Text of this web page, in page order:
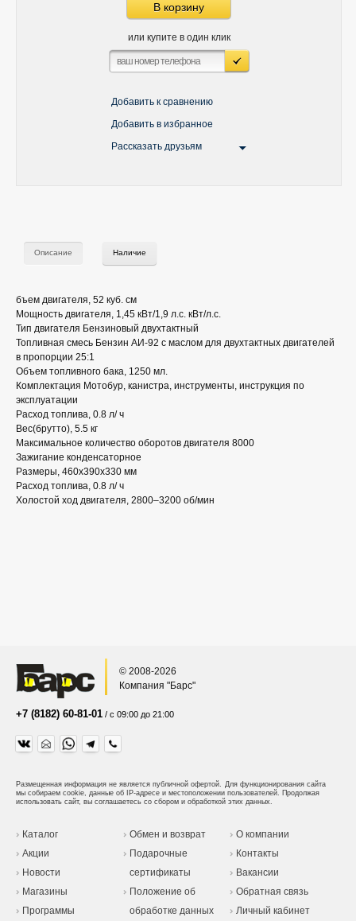
В корзину
или купите в один клик
Добавить к сравнению
Добавить в избранное
Рассказать друзьям
Описание Наличие
бъем двигателя, 52 куб. см
Мощность двигателя, 1,45 кВт/1,9 л.с. кВт/л.с.
Тип двигателя Бензиновый двухтактный
Топливная смесь Бензин АИ-92 с маслом для двухтактных двигателей
в пропорции 25:1
Объем топливного бака, 1250 мл.
Комплектация Мотобур, канистра, инструменты, инструкция по
эксплуатации
Расход топлива, 0.8 л/ ч
Вес(брутто), 5.5 кг
Максимальное количество оборотов двигателя 8000
Зажигание конденсаторное
Размеры, 460х390х330 мм
Расход топлива, 0.8 л/ ч
Холостой ход двигателя, 2800–3200 об/мин
© 2008-2026
Компания "Барс"
+7 (8182) 60-81-01 / с 09:00 до 21:00
Размещенная информация не является публичной офертой. Для функционирования сайта
мы собираем cookie, данные об IP-адресе и местоположении пользователей. Продолжая
использовать сайт, вы соглашаетесь со сбором и обработкой этих данных.
Каталог
Акции
Новости
Магазины
Программы
Обмен и возврат
Подарочные
сертификаты
Положение об
обработке данных
О компании
Контакты
Вакансии
Обратная связь
Личный кабинет